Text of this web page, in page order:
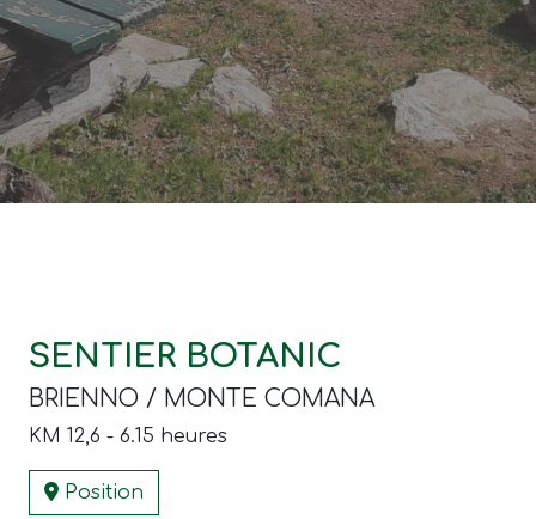
SENTIER BOTANIC
BRIENNO / MONTE COMANA
KM 12,6 - 6.15 heures
Position